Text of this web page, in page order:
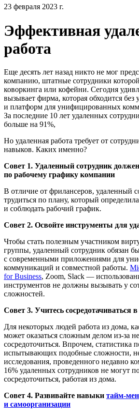
23 февраля 2023 г.
Эффективная
работа
Еще десять лет назад никто не мог
компанию, штатные сотрудники
коворкинга или кофейни. Сегодня
вызывает фирма, которая обходится без
и платформ для унифицированных
За последние 10 лет удаленных
больше на 91%,
Но удаленная работа требует от
навыков. Каких именно?
Совет 1. Удаленный сотрудник
по рабочему графику компании
В отличие от фрилансеров, удаленный
трудиться по плану, который
и соблюдать рабочий график.
Совет 2. Освойте инструменты для
Чтобы стать полезным участником
группы, удаленный сотрудник обязан
с современными приложениями для
коммуникаций и совместной работы.
for Business, Zoom, Slack —
инструментов не должны вызывать у
сложностей.
Совет 3. Учитесь сосредотачиваться
Для некоторых людей работа из дома,
может оказаться сложным делом из-за
сосредоточиться. Впрочем, статистика
испытывающих подобные сложности,
исследования, проведенного недавно
16% удаленных сотрудников не могут
сосредоточиться, работая из дома.
Совет 4. Развивайте навыки тайм-
и самоорганизации